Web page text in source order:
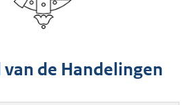
de Handelingen